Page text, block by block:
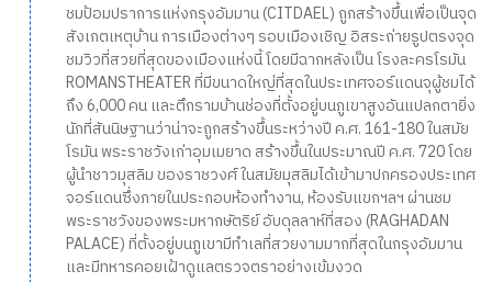
ชมป้อมปราการแห่งกรุงอัมมาน (CITDAEL) ถูกสร้างขึ้นเพื่อเป็นจุด
สังเกตเหตุบ้าน การเมืองต่างๆ รอบเมืองเชิญ อิสระถ่ายรูปตรงจุด
ชมวิวที่สวยที่สุดของเมืองแห่งนี้ โดยมีฉากหลังเป็น โรงละครโรมัน
ROMANSTHEATER ที่มีขนาดใหญ่ที่สุดในประเทศจอร์แดนจุผู้ชมได้
ถึง 6,000 คน และตึกรามบ้านช่องที่ตั้งอยู่บนภูเขาสูงอันแปลกตายิ่ง
นักที่สันนิษฐานว่าน่าจะถูกสร้างขึ้นระหว่างปี ค.ศ. 161-180 ในสมัย
โรมัน พระราชวังเก่าอุมเมยาด สร้างขึ้นในประมาณปี ค.ศ. 720 โดย
ผู้นำชาวมุสลิม ของราชวงศ์ ในสมัยมุสลิมได้เข้ามาปกครองประเทศ
จอร์แดนซึ่งภายในประกอบห้องทำงาน, ห้องรับแขกฯลฯ ผ่านชม
พระราชวังของพระมหากษัตริย์ อับดุลลาห์ที่สอง (RAGHADAN
PALACE) ที่ตั้งอยู่บนภูเขามีทำเลที่สวยงามมากที่สุดในกรุงอัมมาน
และมีทหารคอยเฝ้าดูแลตรวจตราอย่างเข้มงวด